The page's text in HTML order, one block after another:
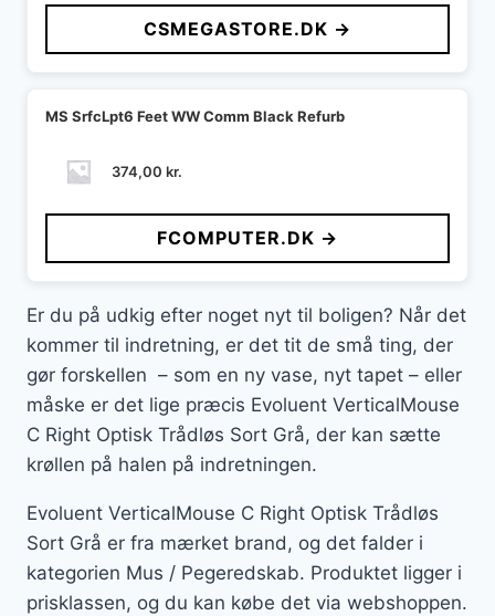
CSMEGASTORE.DK →
MS SrfcLpt6 Feet WW Comm Black Refurb
374,00 kr.
FCOMPUTER.DK →
Er du på udkig efter noget nyt til boligen? Når det
kommer til indretning, er det tit de små ting, der
gør forskellen – som en ny vase, nyt tapet – eller
måske er det lige præcis Evoluent VerticalMouse
C Right Optisk Trådløs Sort Grå, der kan sætte
krøllen på halen på indretningen.
Evoluent VerticalMouse C Right Optisk Trådløs
Sort Grå er fra mærket brand, og det falder i
kategorien Mus / Pegeredskab. Produktet ligger i
prisklassen, og du kan købe det via webshoppen.